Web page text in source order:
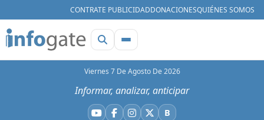
CONTRATE PUBLICIDADDONACIONESQUIÉNES SOMOS
Viernes 7 De Agosto De 2026
Informar, analizar, anticipar
YouTube
Facebook
Instagram
X BBluesky